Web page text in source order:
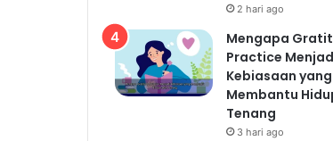
2 hari ago
Mengapa
Practice
Kebiasaan yang
Membantu
Tenang
3 hari ago